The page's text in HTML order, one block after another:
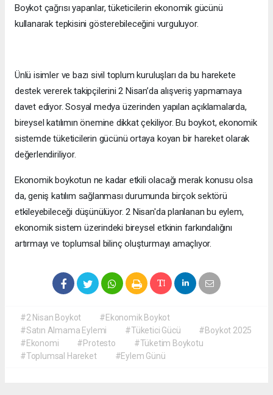
Boykot çağrısı yapanlar, tüketicilerin ekonomik gücünü
kullanarak tepkisini gösterebileceğini vurguluyor.
Ünlü isimler ve bazı sivil toplum kuruluşları da bu harekete
destek vererek takipçilerini 2 Nisan’da alışveriş yapmamaya
davet ediyor. Sosyal medya üzerinden yapılan açıklamalarda,
bireysel katılımın önemine dikkat çekiliyor. Bu boykot, ekonomik
sistemde tüketicilerin gücünü ortaya koyan bir hareket olarak
değerlendiriliyor.
Ekonomik boykotun ne kadar etkili olacağı merak konusu olsa
da, geniş katılım sağlanması durumunda birçok sektörü
etkileyebileceği düşünülüyor. 2 Nisan'da planlanan bu eylem,
ekonomik sistem üzerindeki bireysel etkinin farkındalığını
artırmayı ve toplumsal bilinç oluşturmayı amaçlıyor.
#2 Nisan Boykot
#Ekonomik Boykot
#Satın Almama Eylemi
#Tüketici Gücü
#Boykot 2025
#Ekonomi
#Protesto
#Tüketim Boykotu
#Toplumsal Hareket
#Eylem Günü